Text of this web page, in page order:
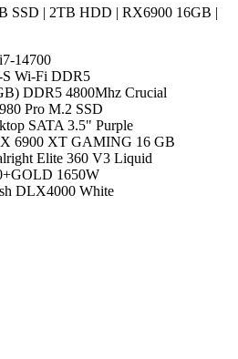
SSD | 2TB HDD | RX6900 16GB |
14700
Wi-Fi DDR5
DDR5 4800Mhz Crucial
Pro M.2 SSD
SATA 3.5" Purple
6900 XT GAMING 16 GB
Elite 360 V3 Liquid
1650W
DLX4000 White